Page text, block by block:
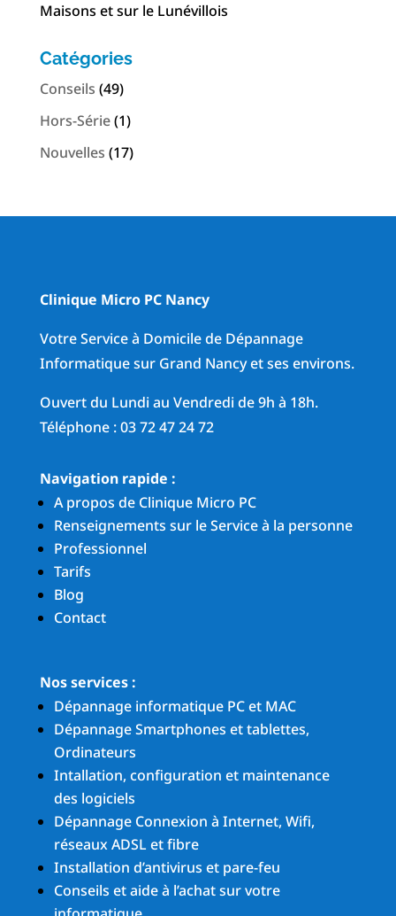
Maisons et sur le Lunévillois
Catégories
Conseils (49)
Hors-Série(1)
Nouvelles (17)
Clinique Micro PC Nancy
Votre Service à Domicile de Dépannage
Informatique sur Grand Nancy et ses environs.
Ouvert du Lundi au Vendredi de 9h à 18h.
Téléphone : 03 72 47 24 72
Navigation rapide :
A propos de Clinique Micro PC
Renseignements sur le Service à la personne
Professionnel
Tarifs
Blog
Contact
Nos services :
Dépannage informatique PC et MAC
Dépannage Smartphones et tablettes,
Ordinateurs
Intallation, configuration et maintenance
des logiciels
Dépannage Connexion à Internet, Wifi,
réseaux ADSL et fibre
Installation d’antivirus et pare-feu
Conseils et aide à l’achat sur votre